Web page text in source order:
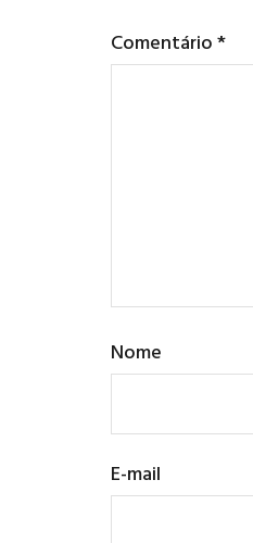
Comentário*
Nome
E-mail